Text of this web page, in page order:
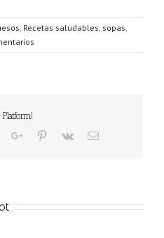
Recetas saludables sopas